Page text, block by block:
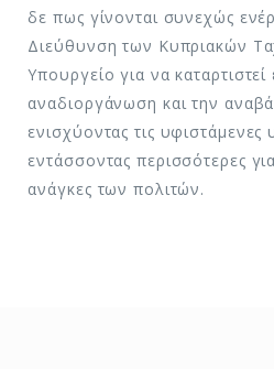
δε πως γίνονται συνεχώς
Διεύθυνση των Κυπριακών
Υπουργείο για να
αναδιοργάνωση και την
ενισχύοντας τις υφιστάμενες
εντάσσοντας περισσότερες
ανάγκες των πολιτών.